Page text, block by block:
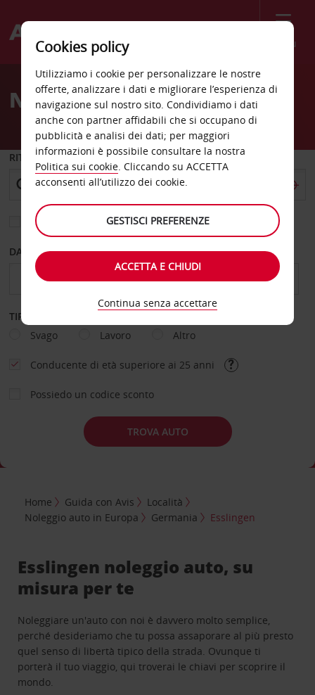
Menù
Welcome
AvisNoleggio auto Esslingen
RITIRO DA
Scegli una località di riconsegna diversa
DAL GIORNO AL GIORNO
TIPOLOGIA DI NOLEGGIO
Svago
Lavoro Altro
Conducente di età superiore ai 25 anni
Possiedo un codice sconto
TROVA AUTO
Home Guida con Avis
Località
Noleggio auto in Europa
Germania Esslingen
Esslingen noleggio auto, su
misura per te
Noleggiare un'auto con noi è davvero molto semplice,
perché desideriamo che tu possa assaporare al più presto
quel senso di libertà tipico della strada. Ovunque ti
porterà il tuo viaggio, qui troverai le chiavi per scoprire il
mondo.
Cookies policy
Utilizziamo i cookie per personalizzare le nostre
offerte, analizzare i dati e migliorare l’esperienza di
navigazione sul nostro sito. Condividiamo i dati
anche con partner affidabili che si occupano di
pubblicità e analisi dei dati; per maggiori
informazioni è possibile consultare la nostra
Politica sui cookie. Cliccando su ACCETTA
acconsenti all’utilizzo dei cookie.
GESTISCI PREFERENZE
ACCETTA E CHIUDI
Continua senza accettare